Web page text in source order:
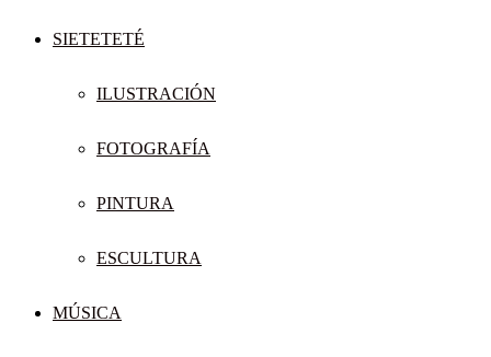
SIETETETÉ
ILUSTRACIÓN
FOTOGRAFÍA
PINTURA
ESCULTURA
MÚSICA